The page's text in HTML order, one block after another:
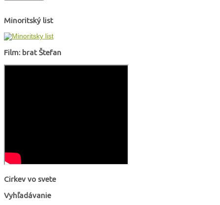
Minoritský list
Film: brat Štefan
Cirkev vo svete
Vyhľadávanie